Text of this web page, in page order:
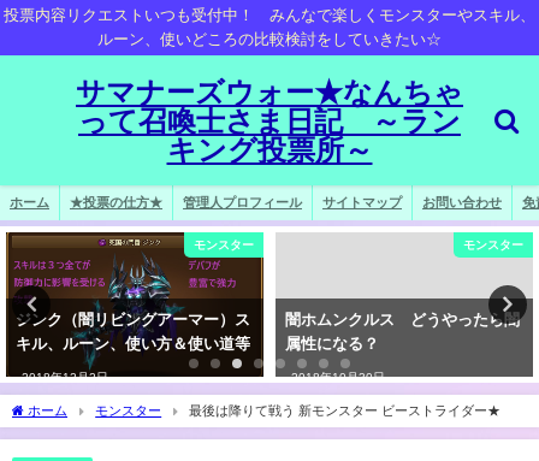
投票内容リクエストいつも受付中！ みんなで楽しくモンスターやスキル、
ルーン、使いどころの比較検討をしていきたい☆
サマナーズウォー★なんちゃ
って召喚士さま日記 ～ラン
キング投票所～
ホーム ★投票の仕方★ 管理人プロフィール サイトマップ お問い合わせ 免
モンスター
ジンク（闇リビングアーマー）ス
キル、ルーン、使い方＆使い道等
2018年12月2日
モンスター
闇ホムンクルス どうやったら闇
属性になる？
2018年10月30日
ホーム モンスター 最後は降りて戦う 新モンスター ビーストライダー★